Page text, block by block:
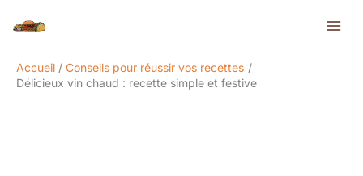
Accueil
Conseils pour réussir vos recettes
Délicieux vin chaud : recette simple et festive